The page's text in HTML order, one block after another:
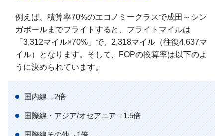
例えば、積算率70%のエコノミークラスで成田～シン
ガポールまでフライトすると、フライトマイルは
「3,312マイル×70%」で、2,318マイル（往復4,637マ
イル）となります。そして、FOPの換算率は以下のよ
うに決められています。
国内線→2倍
国際線・アジア/オセアニア→1.5倍